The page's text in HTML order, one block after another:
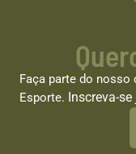
Faça parte do nosso
Esporte. Inscreva-